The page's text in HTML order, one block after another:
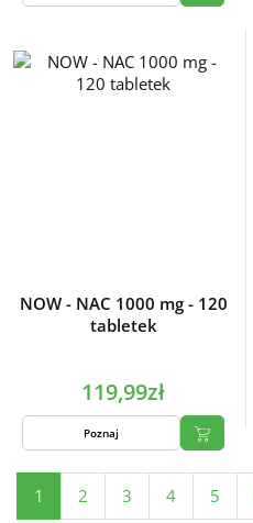
NOW - NAC 1000 mg - 120
tabletek
119,99zł
Poznaj
1 2 3 4 5